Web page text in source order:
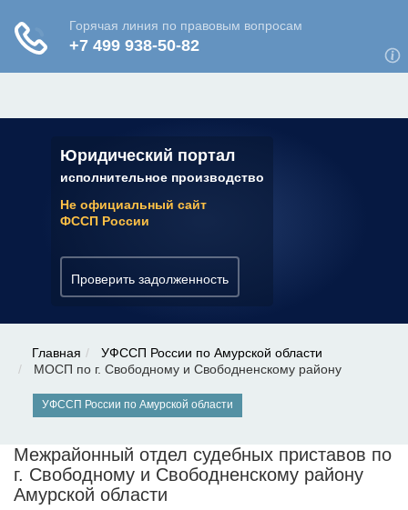
Юридический портал
исполнительное производство
Не официальный сайт
ФССП России
Проверить задолженность
✆ 7 (800) 350-22-64
Главная
УФССП России по Амурской области
МОСП по г. Свободному и Свободненскому району
УФССП России по Амурской области
Межрайонный отдел судебных приставов по
г. Свободному и Свободненскому району
Амурской области